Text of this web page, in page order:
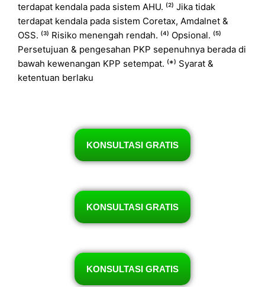
terdapat kendala pada sistem AHU. ⁽²⁾ Jika tidak
terdapat kendala pada sistem Coretax, Amdalnet &
OSS. ⁽³⁾ Risiko menengah rendah. ⁽⁴⁾ Opsional. ⁽⁵⁾
Persetujuan & pengesahan PKP sepenuhnya berada di
bawah kewenangan KPP setempat. ⁽*⁾ Syarat &
ketentuan berlaku
KONSULTASI GRATIS
KONSULTASI GRATIS
KONSULTASI GRATIS